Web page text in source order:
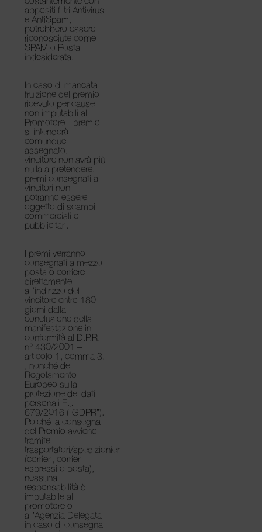
appositi filtri Antivirus
e AntiSpam,
potrebbero essere
riconosciute come
SPAM o Posta
indesiderata.
In caso di mancata
fruizione del premio
ricevuto per cause
non imputabili al
Promotore il premio
si intenderà
comunque
assegnato. Il
vincitore non avrà più
nulla a pretendere. I
premi consegnati ai
vincitori non
potranno essere
oggetto di scambi
commerciali o
pubblicitari.
I premi verranno
consegnati a mezzo
posta o corriere
direttamente
all’indirizzo del
vincitore entro 180
giorni dalla
conclusione della
manifestazione in
conformità al D.P.R.
n° 430/2001 –
articolo 1, comma 3.
, nonché del
Regolamento
Europeo sulla
protezione dei dati
personali EU
679/2016 (“GDPR”).
Poiché la consegna
del Premio avviene
tramite
trasportatori/spedizionieri
(corrieri, corrieri
espressi o posta),
nessuna
responsabilità è
imputabile al
promotore o
all’Agenzia Delegata
in caso di consegna